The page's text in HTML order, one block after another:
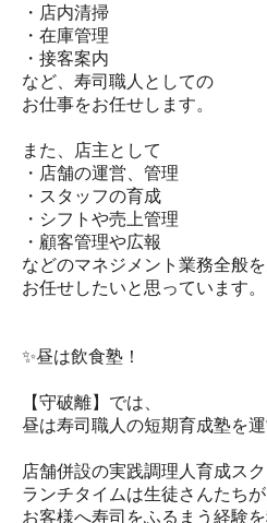
・店内清掃
・在庫管理
・接客案内
など、寿司職人としての
お仕事をお任せします。
また、店主として
・店舗の運営、管理
・スタッフの育成
・シフトや売上管理
・顧客管理や広報
などのマネジメント業務全般を
お任せしたいと思っています。
✨昼は飲食塾！
【守破離】では、
昼は寿司職人の短期育成塾を運
店舗併設の実践調理人育成ス
ランチタイムは生徒さんたちが
お客様へ寿司をふるまう経験を